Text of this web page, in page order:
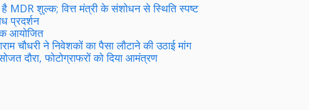
MDR शुल्क; वित्त मंत्री के संशोधन से स्थिति स्पष्ट
प्रदर्शन
आयोजित
चौधरी ने निवेशकों का पैसा लौटाने की उठाई मांग
दौरा, फोटोग्राफरों को दिया आमंत्रण